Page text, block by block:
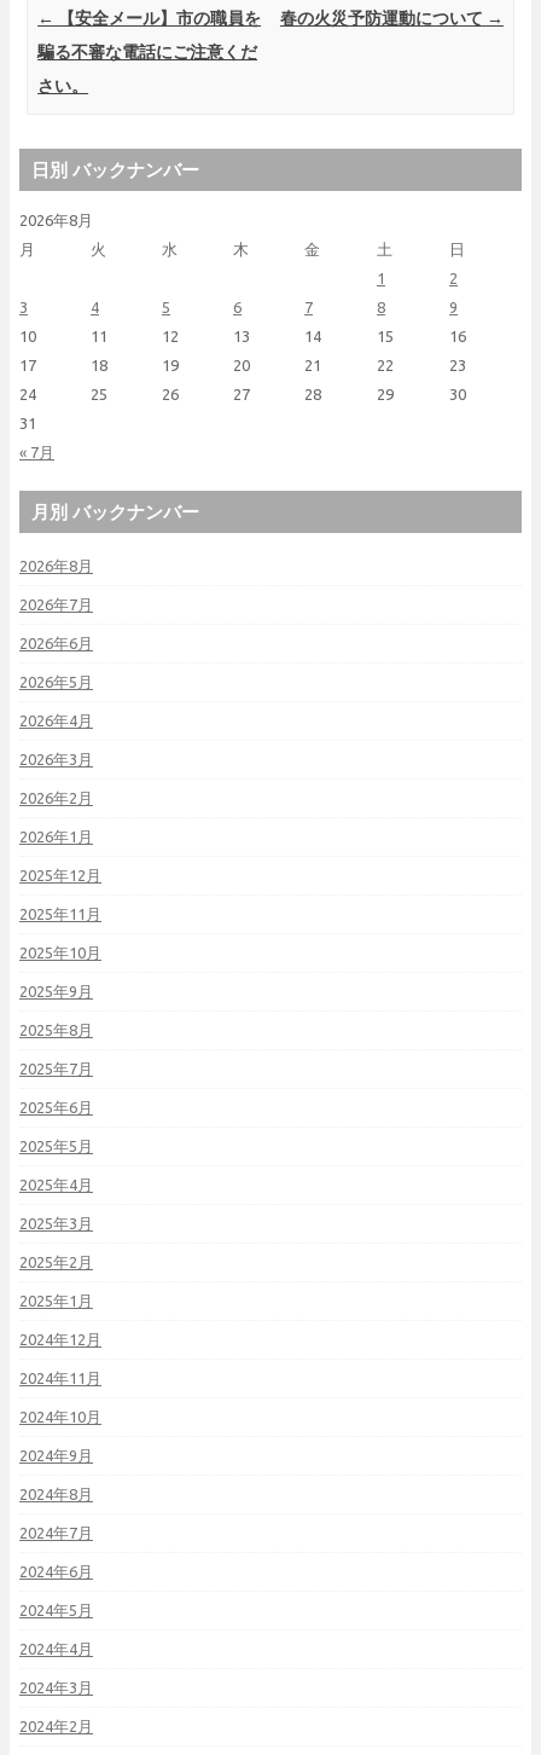
Post navigation
←
【安全メール】市の職員を
騙る不審な電話にご注意くだ
さい。
春の火災予防運動について →
日別 バックナンバー
2026年8月
月
火 水 木 金 土 日
« 7月
1
2
3
4 5 6 7 8
9
10
11 12 13 14 15
16
17
18 19 20 21 22
23
24
25 26 27 28 29
30
31
月別 バックナンバー
2026年8月
2026年7月
2026年6月
2026年5月
2026年4月
2026年3月
2026年2月
2026年1月
2025年12月
2025年11月
2025年10月
2025年9月
2025年8月
2025年7月
2025年6月
2025年5月
2025年4月
2025年3月
2025年2月
2025年1月
2024年12月
2024年11月
2024年10月
2024年9月
2024年8月
2024年7月
2024年6月
2024年5月
2024年4月
2024年3月
2024年2月